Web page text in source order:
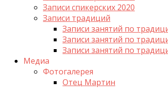
Записи спикерских 2020
Записи традиций
Записи занятий по
Записи занятий по
Записи занятий по
Медиа
Фотогалерея
Отец Мартин